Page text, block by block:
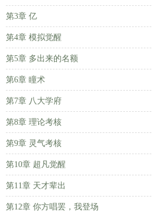
第3章 亿
第4章 模拟觉醒
第5章 多出来的名额
第6章 瞳术
第7章 八大学府
第8章 理论考核
第9章 灵气考核
第10章 超凡觉醒
第11章 天才辈出
第12章 你方唱罢，我登场